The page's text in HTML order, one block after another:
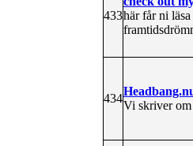
433här får ni
434
Vi skriver om